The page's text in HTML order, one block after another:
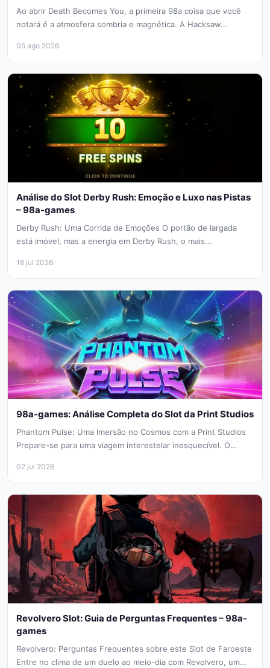
Ao abrir Death Becomes You, a primeira 98a coisa que você
notará é a atmosfera sombria e magnética. A Hacksaw...
05 ago 2026
Análise do Slot Derby Rush: Emoção e Luxo nas Pistas
– 98a-games
Derby Rush: Uma Corrida de Emoções O portão de largada
está imóvel, mas a energia em Derby Rush, o mais...
18 jul 2026
98a-games: Análise Completa do Slot da Print Studios
Phantom Pulse: Uma Imersão no Cosmos com a Print Studios
Prepare-se para uma viagem interestelar inesquecível. O
02 jul 2026
Revolvero Slot: Guia de Perguntas Frequentes – 98a-
games
Revolvero: Perguntas Frequentes sobre este Slot de Faroeste
Entre no clima de um duelo ao meio-dia com Revolvero, um